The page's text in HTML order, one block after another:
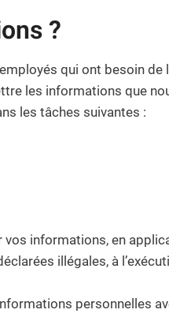
?
qui ont besoin
les informations que
les tâches suivantes :
informations, en
illégales, à
personnelles